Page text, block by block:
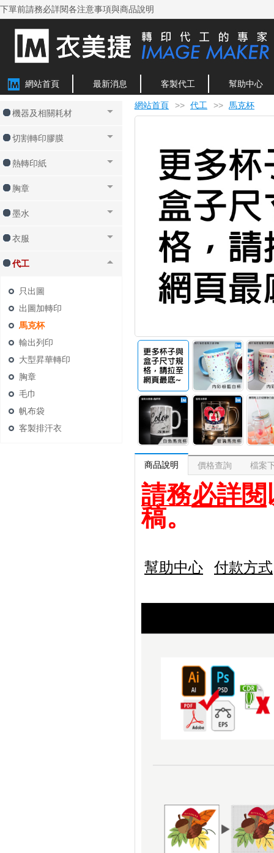
下單前請務必詳閱各注意事項與商品說明
網站首頁 最新消息 客製代工 幫助中心
機器及相關耗材
切割轉印膠膜
熱轉印紙
胸章
墨水
衣服
代工
只出圖
出圖加轉印
馬克杯
輸出列印
大型昇華轉印
胸章
毛巾
帆布袋
客製排汗衣
網站首頁 >> 代工 >> 馬克杯
商品說明 價格查詢 檔案
請務必詳閱
稿。
幫助中心 付款方式